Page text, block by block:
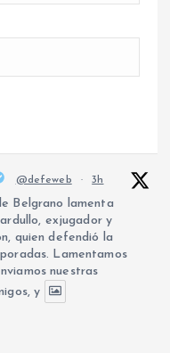
@defeweb · 3h
Belgrano lamenta
exjugador y
quien defendió la
Lamentamos
nuestras
y